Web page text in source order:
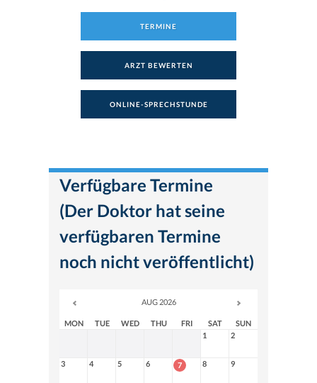
TERMINE
ARZT BEWERTEN
ONLINE-SPRECHSTUNDE
Verfügbare Termine
(Der Doktor hat seine
verfügbaren Termine
noch nicht veröffentlicht)
AUG 2026
MON TUE WED THU FRI SAT
SUN
1
2
3 4 5 6 7 8 9